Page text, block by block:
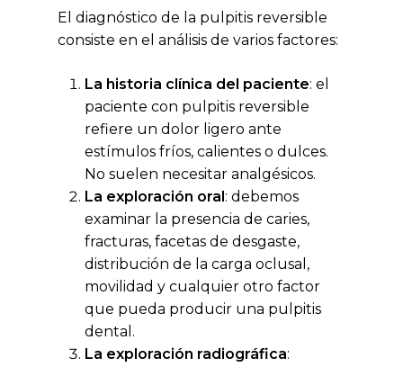
El diagnóstico de la pulpitis reversible
consiste en el análisis de varios factores:
La historia clínica del paciente: el
paciente con pulpitis reversible
refiere un dolor ligero ante
estímulos fríos, calientes o dulces.
No suelen necesitar analgésicos.
La exploración oral: debemos
examinar la presencia de caries,
fracturas, facetas de desgaste,
distribución de la carga oclusal,
movilidad y cualquier otro factor
que pueda producir una pulpitis
dental.
La exploración radiográfica: